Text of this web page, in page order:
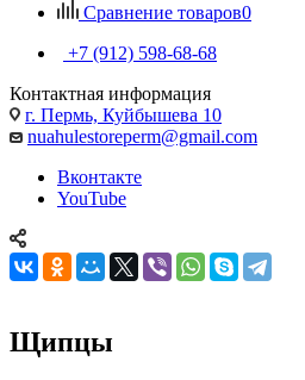
Сравнение товаров0
+7 (912) 598-68-68
Контактная информация
г. Пермь, Куйбышева 10
nuahulestoreperm@gmail.com
Вконтакте
YouTube
Щипцы